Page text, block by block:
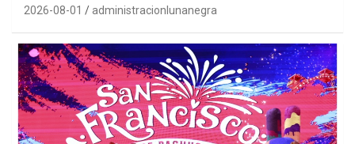
2026-08-01 administracionlunanegra